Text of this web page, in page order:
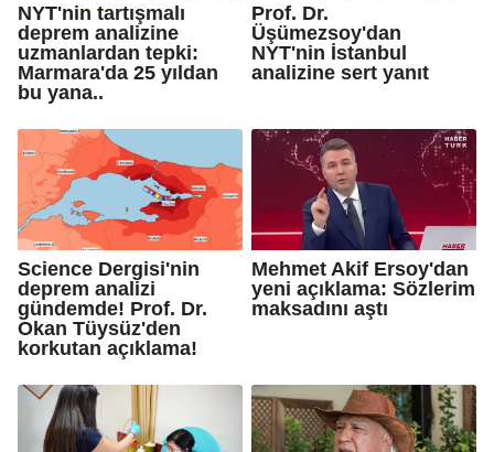
NYT'nin tartışmalı
deprem analizine
uzmanlardan tepki:
Marmara'da 25 yıldan
bu yana..
Prof. Dr.
Üşümezsoy'dan
NYT'nin İstanbul
analizine sert yanıt
Science Dergisi'nin
deprem analizi
gündemde! Prof. Dr.
Okan Tüysüz'den
korkutan açıklama!
Mehmet Akif Ersoy'dan
yeni açıklama: Sözlerim
maksadını aştı